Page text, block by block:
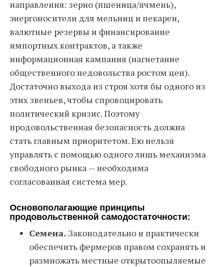
направления: зерно (пшеница/ячмень),
энергоносители для мельниц и пекарен,
валютные резервы и финансирование
импортных контрактов, а также
информационная кампания (нагнетание
общественного недовольства ростом цен).
Достаточно выхода из строя хотя бы одного из
этих звеньев, чтобы спровоцировать
политический кризис. Поэтому
продовольственная безопасность должна
стать главным приоритетом. Ею нельзя
управлять с помощью одного лишь механизма
свободного рынка — необходима
согласованная система мер.
Основополагающие принципы
продовольственной самодостаточности:
Семена. Законодательно и практически
обеспечить фермеров правом сохранять и
размножать местные открытоопыляемые